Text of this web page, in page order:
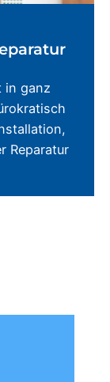
in ganz
Reparatur